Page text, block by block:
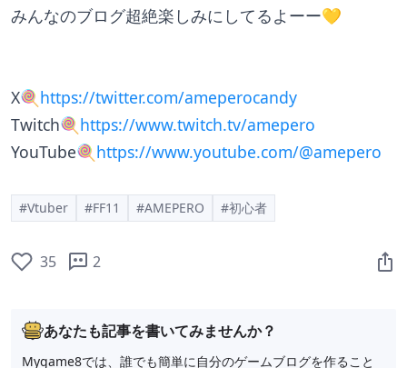
みんなのブログ超絶楽しみにしてるよーー💛
X🍭 https://twitter.com/ameperocandy
Twitch🍭 https://www.twitch.tv/amepero
YouTube🍭 https://www.youtube.com/@amepero
#Vtuber #FF11 #AMEPERO #初心者
35 2
あなたも記事を書いてみませんか？
Mygame8では、誰でも簡単に自分のゲームブログを作ること